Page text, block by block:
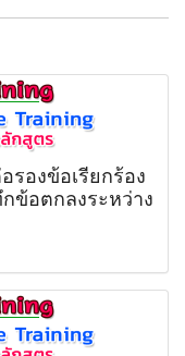
รองข้อเรียกร้อง
ข้อตกลงระหว่าง